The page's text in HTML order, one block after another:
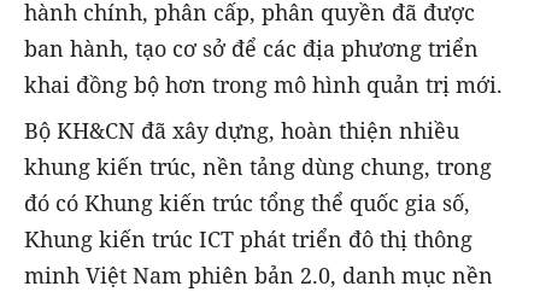
hành chính, phân cấp, phân quyền đã được
ban hành, tạo cơ sở để các địa phương triển
khai đồng bộ hơn trong mô hình quản trị mới.
Bộ KH&CN đã xây dựng, hoàn thiện nhiều
khung kiến trúc, nền tảng dùng chung, trong
đó có Khung kiến trúc tổng thể quốc gia số,
Khung kiến trúc ICT phát triển đô thị thông
minh Việt Nam phiên bản 2.0, danh mục nền